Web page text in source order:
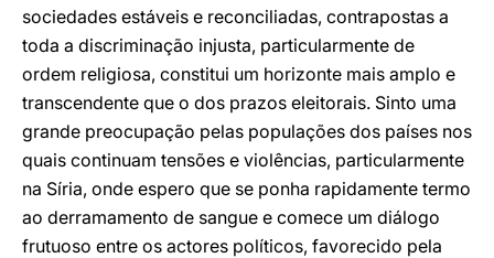
sociedades estáveis e reconciliadas, contrapostas a
toda a discriminação injusta, particularmente de
ordem religiosa, constitui um horizonte mais amplo e
transcendente que o dos prazos eleitorais. Sinto uma
grande preocupação pelas populações dos países nos
quais continuam tensões e violências, particularmente
na Síria, onde espero que se ponha rapidamente termo
ao derramamento de sangue e comece um diálogo
frutuoso entre os actores políticos, favorecido pela